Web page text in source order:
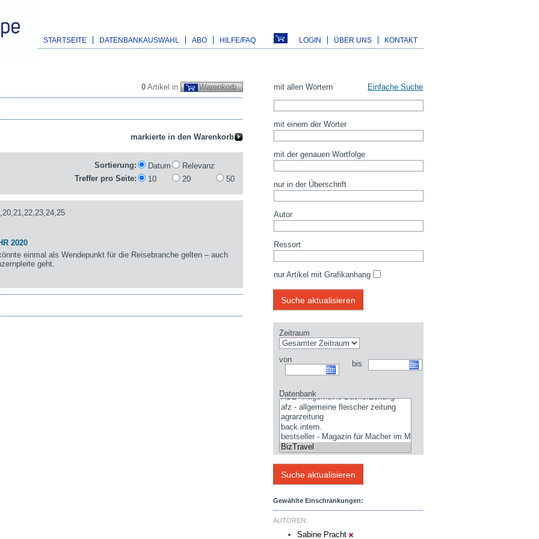
STARTSEITE DATENBANKAUSWAHL ABO HILFE/FAQ LOGIN ÜBER UNS KONTAKT
0 Artikel in Warenkorb
Sortierung: Datum
Relevanz
Treffer pro Seite:
10 20 50
2020
einmal als Wendepunkt für die Reisebranche gelten – auch
geht.
mit allen Wörtern Einfache Suche
mit einem der Wörter
mit der genauen Wortfolge
nur in der Überschrift
Autor
Ressort
nur Artikel mit Grafikanhang
Zeitraum
von bis
Datenbank
Gewählte Einschränkungen:
AUTOREN:
Sabine Pracht